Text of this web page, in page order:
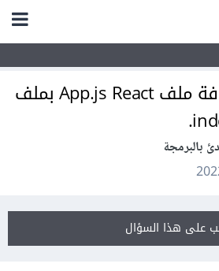
ربط/ اضافة ملف App.js React بملف
بالبرمجة
على هذا السؤال